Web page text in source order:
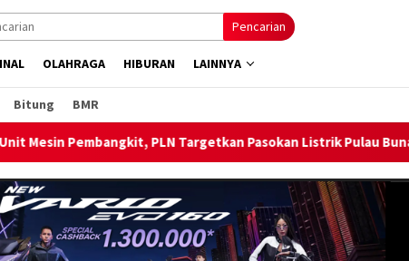
Pencarian
OLAHRAGA HIBURAN LAINNYA
Bitung BMR
Pasokan Listrik Pulau Bunaken Pulih Normal Minggu Ini